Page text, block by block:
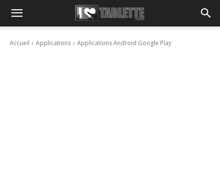
Accueil Applications Applications Android Google Play